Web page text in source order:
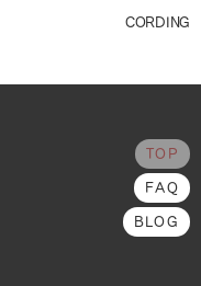
CORDING
TOP
FAQ
BLOG